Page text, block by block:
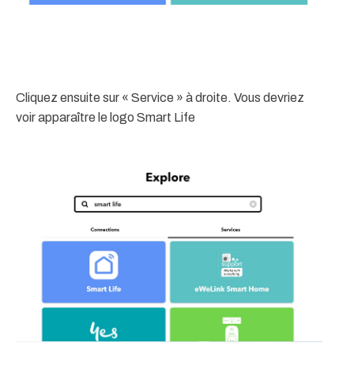
Cliquez ensuite sur « Service » à droite. Vous devriez
voir apparaître le logo Smart Life